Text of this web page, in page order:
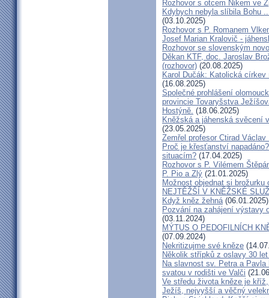
Rozhovor s otcem Nikem ve
Kdybych nebyla slíbila Bohu
(03.10.2025)
Rozhovor s P. Romanem
Josef Marian Kralovič -
Rozhovor se slovenským
Děkan KTF, doc. Jaroslav
(rozhovor) (20.08.2025)
Karol Dučák: Katolická
(16.08.2025)
Společné prohlášení
provincie Tovaryšstva
Hostýně. (18.06.2025)
Kněžská a jáhenská svěcení
(23.05.2025)
Zemřel profesor Ctirad
Proč je křesťanství
situacím? (17.04.2025)
Rozhovor s P. Vilémem
P. Pio a Zlý (21.01.2025)
Možnost objednat si
NEJTĚŽŠÍ V KNĚŽSKÉ
Když kněz žehná(06.01.2025)
Pozvání na zahájení výstavy
(03.11.2024)
MÝTUS O PEDOFILNÍCH
(07.09.2024)
Nekritizujme své kněze
Několik střípků z oslavy 30
Na slavnost sv. Petra a
svatou v rodišti ve Valči
Ve středu života kněze je
Ježíš, nejvyšší a věčný